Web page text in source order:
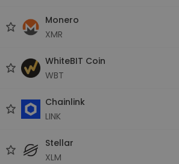
Monero
XMR
WhiteBIT Coin
WBT
Chainlink
LINK
Stellar
XLM